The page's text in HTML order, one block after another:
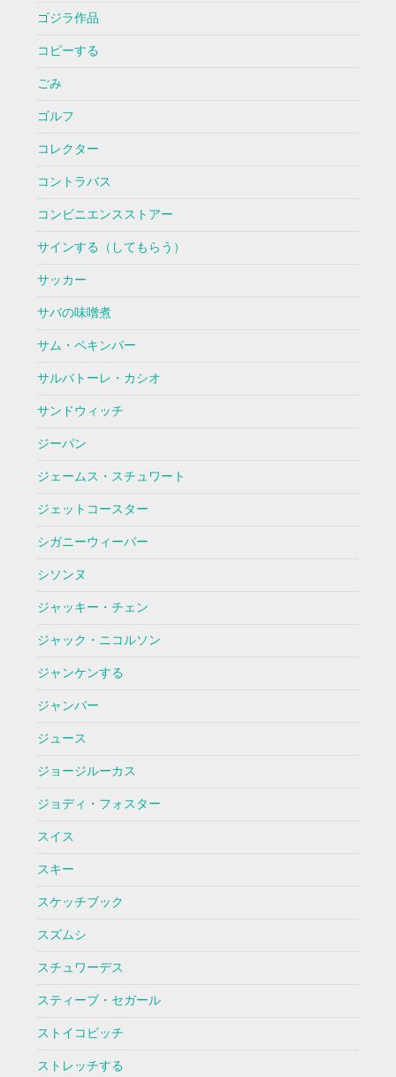
ゴジラ作品
コピーする
ごみ
ゴルフ
コレクター
コントラバス
コンビニエンスストアー
サインする（してもらう）
サッカー
サバの味噌煮
サム・ペキンパー
サルバトーレ・カシオ
サンドウィッチ
ジーパン
ジェームス・スチュワート
ジェットコースター
シガニーウィーバー
シソンヌ
ジャッキー・チェン
ジャック・ニコルソン
ジャンケンする
ジャンバー
ジュース
ジョージルーカス
ジョディ・フォスター
スイス
スキー
スケッチブック
スズムシ
スチュワーデス
スティーブ・セガール
ストイコビッチ
ストレッチする